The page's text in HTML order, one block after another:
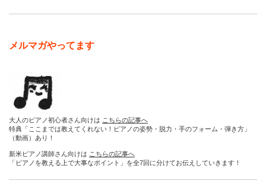
メルマガやってます
大人のピアノ初心者さん向けは こちらの記事へ
特典「ここまでは教えてくれない！ピアノの姿勢・脱力・手のフォーム・弾き方」
（動画）あり！
新米ピアノ講師さん向けは こちらの記事へ
「ピアノを教える上で大事なポイント」を全7回に分けてお伝えしていきます！